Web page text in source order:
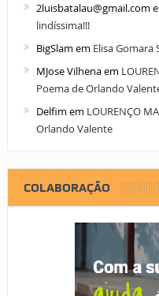
2luisbatalau@gmail.com
lindíssima!!!
BigSlam em Elisa Gomara
MJose Vilhenaem
Poema de Orlando
Delfim em LOURENÇO
Orlando Valente
COLABORAÇÃO